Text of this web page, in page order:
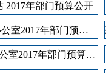
2017年部门预算公开
克孜勒苏柯尔克孜自治州 勤工俭学办公室2017年部门预算公开
克孜勒苏柯尔克孜自治州人民防空办公室2017年部门预算公开
府办公室
开信息中心
2022000247号
明 关于我们